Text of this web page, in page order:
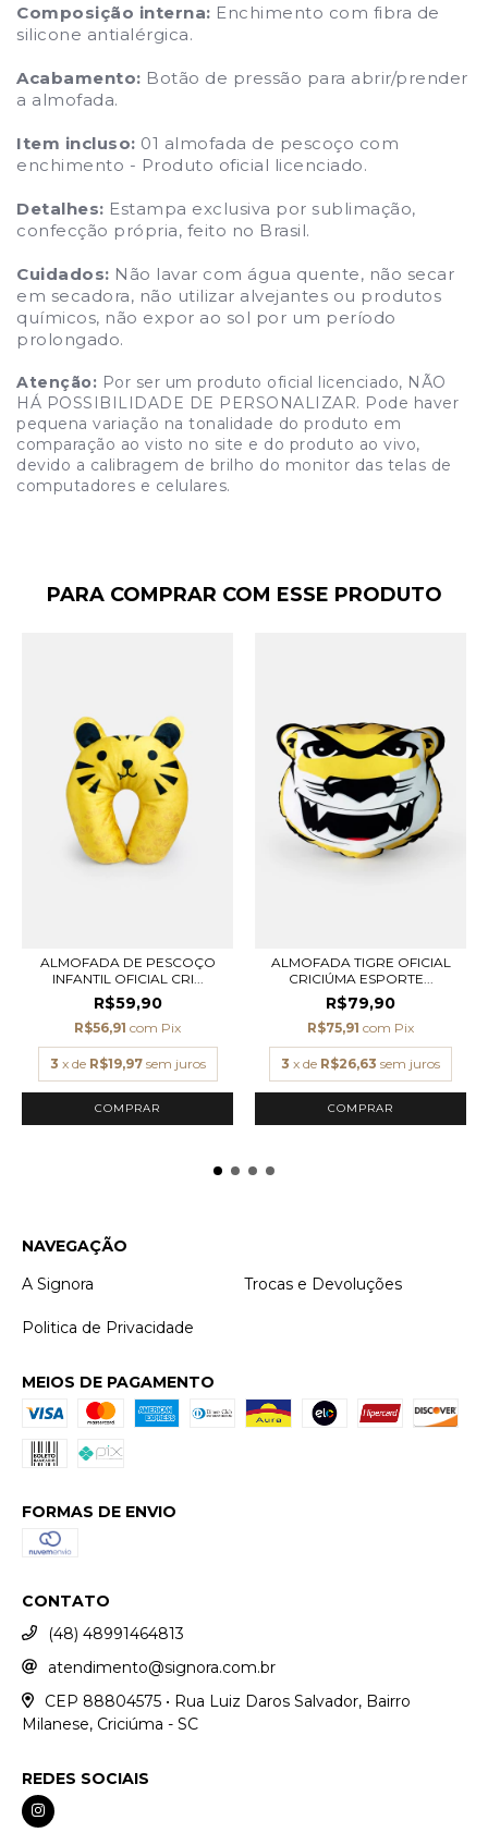
Composição interna: Enchimento com fibra de
silicone antialérgica.
Acabamento: Botão de pressão para abrir/prender
a almofada.
Item incluso: 01 almofada de pescoço com
enchimento - Produto oficial licenciado.
Detalhes: Estampa exclusiva por sublimação,
confecção própria, feito no Brasil.
Cuidados: Não lavar com água quente, não secar
em secadora, não utilizar alvejantes ou produtos
químicos, não expor ao sol por um período
prolongado.
Atenção: Por ser um produto oficial licenciado, NÃO
HÁ POSSIBILIDADE DE PERSONALIZAR. Pode haver
pequena variação na tonalidade do produto em
comparação ao visto no site e do produto ao vivo,
devido a calibragem de brilho do monitor das telas de
computadores e celulares.
PARA COMPRAR COM ESSE PRODUTO
ALMOFADA DE PESCOÇO
INFANTIL OFICIAL CRI...
R$59,90
R$56,91 com Pix
3 x de R$19,97 sem juros
ALMOFADA TIGRE OFICIAL
CRICIÚMA ESPORTE...
R$79,90
R$75,91 com Pix
3 x de R$26,63 sem juros
NAVEGAÇÃO
A Signora
Trocas e Devoluções
Politica de Privacidade
MEIOS DE PAGAMENTO
FORMAS DE ENVIO
CONTATO
(48) 48991464813
atendimento@signora.com.br
CEP 88804575 • Rua Luiz Daros Salvador, Bairro
Milanese, Criciúma - SC
REDES SOCIAIS